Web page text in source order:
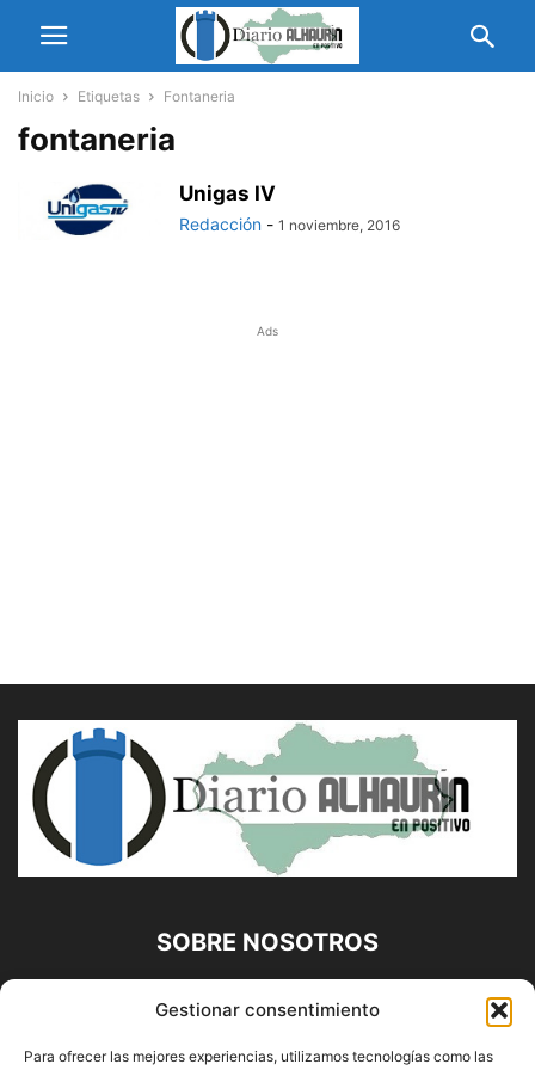
Gestionar consentimiento
Para ofrecer las mejores experiencias, utilizamos tecnologías como las
Inicio Etiquetas Fontaneria
fontaneria
Unigas IV
Redacción - 1 noviembre, 2016
Ads
SOBRE NOSOTROS
Diario Alhaurín (www.alhaurindelatorre.com) Propiedad de
Francisco E. López López | 639 95 71 95 | Noticias de
Alhaurín de la Torre, Málaga y Provincia|